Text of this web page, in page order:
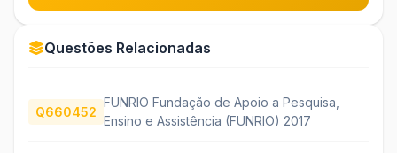
Questões Relacionadas
Q660452
FUNRIO Fundação de Apoio a Pesquisa,
Ensino e Assistência (FUNRIO) 2017